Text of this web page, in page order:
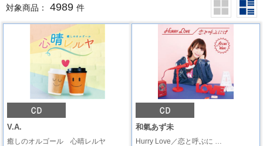
対象商品： 4989 件
V.A.
癒しのオルゴール 心晴レルヤ
和氣あず未
Hurry Love／恋と呼ぶに …